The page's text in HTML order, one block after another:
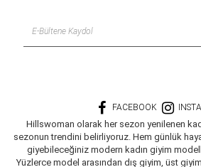
FACEBOOK
Hillswoman olarak her sezon yenilenen
sezonun trendini belirliyoruz. Hem günlük
giyebileceğiniz modern kadın giyim
Yüzlerce model arasından dış giyim, üst